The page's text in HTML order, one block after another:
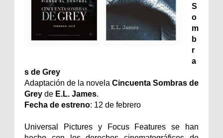
S
o
m
b
r
a
s de Grey
Adaptación de la novela Cincuenta Sombras de
Grey de E.L. James.
Fecha de estreno: 12 de febrero
Universal Pictures y Focus Features se han